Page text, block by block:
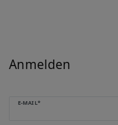
Anmelden
E-MAIL*